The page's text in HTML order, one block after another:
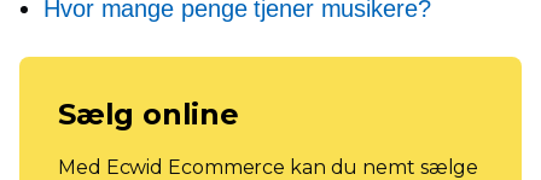
Hvor mange penge tjener musikere?
Sælg online
Med Ecwid Ecommerce kan du nemt sælge